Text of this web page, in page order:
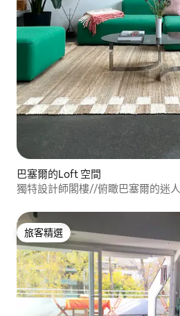
巴塞爾的Loft 空間
獨特設計師閣樓//俯瞰巴塞爾的迷
旅客精選
旅客精選